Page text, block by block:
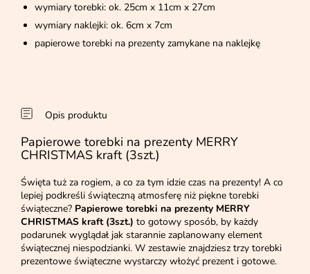
wymiary torebki: ok. 25cm x 11cm x 27cm
wymiary naklejki: ok. 6cm x 7cm
papierowe torebki na prezenty zamykane na naklejkę
Opis produktu
Papierowe torebki na prezenty MERRY
CHRISTMAS kraft (3szt.)
Święta tuż za rogiem, a co za tym idzie czas na prezenty! A co
lepiej podkreśli świąteczną atmosferę niż piękne torebki
świąteczne? Papierowe torebki na prezenty MERRY
CHRISTMAS kraft (3szt.) to gotowy sposób, by każdy
podarunek wyglądał jak starannie zaplanowany element
świątecznej niespodzianki. W zestawie znajdziesz trzy torebki
prezentowe świąteczne wystarczy włożyć prezent i gotowe.